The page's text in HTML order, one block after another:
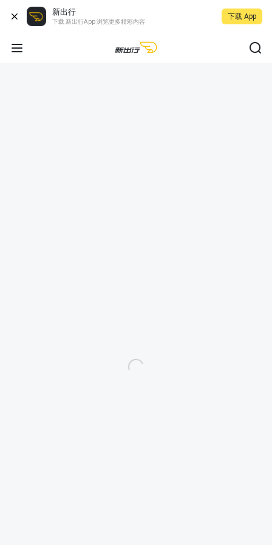
新出行
下载 新出行App 浏览更多精彩内容
下载 App